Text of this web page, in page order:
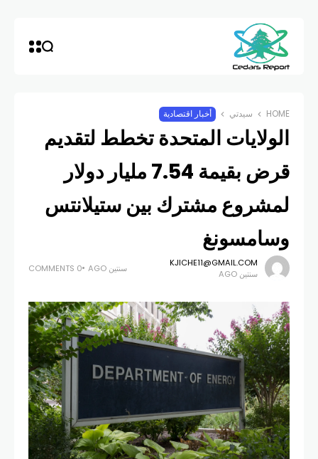
HOME سيدتي أخبار اقتصادية
الولايات المتحدة تخطط لتقديم
قرض بقيمة 7.54 مليار دولار
لمشروع مشترك بين ستيلانتس
وسامسونغ
KJICHE11@GMAIL.COM
سنتين AGO
سنتين AGO 0 COMMENTS